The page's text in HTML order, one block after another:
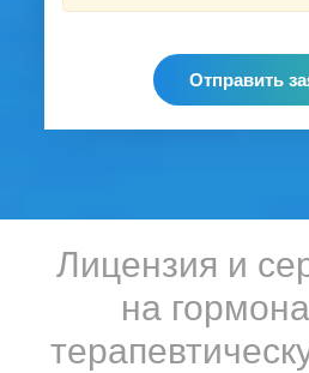
Отправить
Лицензия и
на